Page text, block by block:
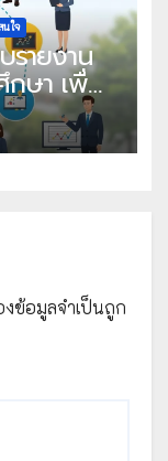
ใจ
รายงาน
กษา เพื่อ
ข้อมูลจำเป็นถูก